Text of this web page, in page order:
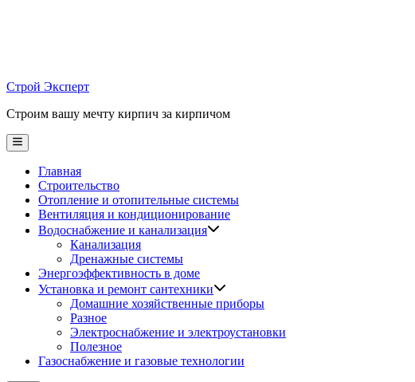
Строй Эксперт
Строим вашу мечту кирпич за кирпичом
Main
Menu
Главная
Строительство
Отопление и отопительные системы
Вентиляция и кондиционирование
Водоснабжение и канализация
Канализация
Дренажные системы
Энергоэффективность в доме
Установка и ремонт сантехники
Домашние хозяйственные приборы
Разное
Электроснабжение и электроустановки
Полезное
Газоснабжение и газовые технологии